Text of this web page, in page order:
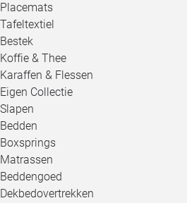
Placemats
Tafeltextiel
Bestek
Koffie & Thee
Karaffen & Flessen
Eigen Collectie
Slapen
Bedden
Boxsprings
Matrassen
Beddengoed
Dekbedovertrekken